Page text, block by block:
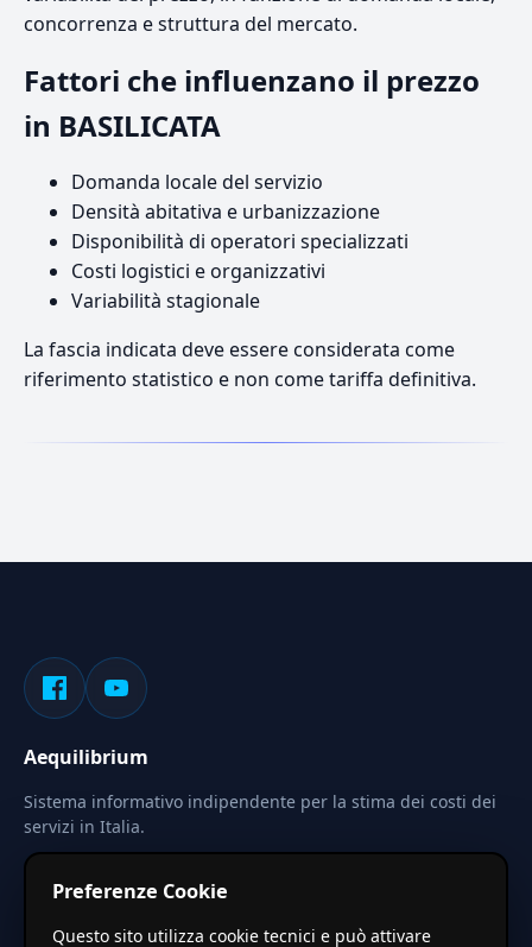
concorrenza e struttura del mercato.
Fattori che influenzano il prezzo
in BASILICATA
Domanda locale del servizio
Densità abitativa e urbanizzazione
Disponibilità di operatori specializzati
Costi logistici e organizzativi
Variabilità stagionale
La fascia indicata deve essere considerata come
riferimento statistico e non come tariffa definitiva.
Aequilibrium
Sistema informativo indipendente per la stima dei costi dei
servizi in Italia.
Le stime pubblicate sono calcolate tramite coefficienti
Preferenze Cookie
Questo sito utilizza cookie tecnici e può attivare